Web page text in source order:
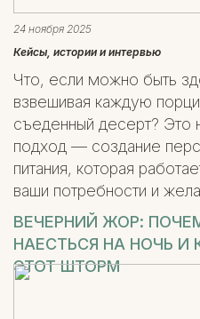
24 ноября 2025
Кейсы, истории и интервью
Что, если можно быть
взвешивая каждую
съеденный десерт? Это
подход — создание
питания, которая
ваши потребности и
ВЕЧЕРНИЙ ЖОР:
НАЕСТЬСЯ НА НОЧЬ И
ЭТОТ ШТОРМ